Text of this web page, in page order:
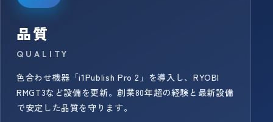
品質
QUALITY
色合わせ機器「i1Publish Pro 2」を導入し、RYOBI
RMGT3など設備を更新。創業80年超の経験と最新設備
で安定した品質を守ります。